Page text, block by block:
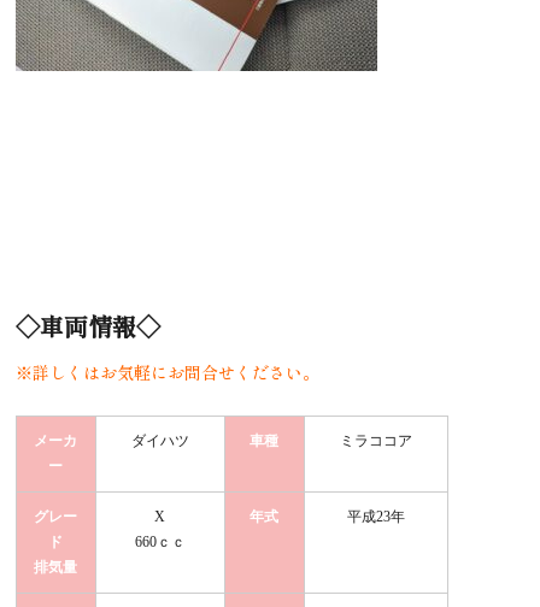
◇車両情報◇
※詳しくはお気軽にお問合せください。
メーカ
ー
ダイハツ 車種 ミラココア
グレー
ド
排気量
X
660ｃｃ
年式 平成23年